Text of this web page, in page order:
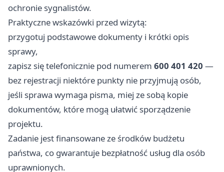
ochronie sygnalistów.
Praktyczne wskazówki przed wizytą:
przygotuj podstawowe dokumenty i krótki opis
sprawy,
zapisz się telefonicznie pod numerem 600 401 420 —
bez rejestracji niektóre punkty nie przyjmują osób,
jeśli sprawa wymaga pisma, miej ze sobą kopie
dokumentów, które mogą ułatwić sporządzenie
projektu.
Zadanie jest finansowane ze środków budżetu
państwa, co gwarantuje bezpłatność usług dla osób
uprawnionych.